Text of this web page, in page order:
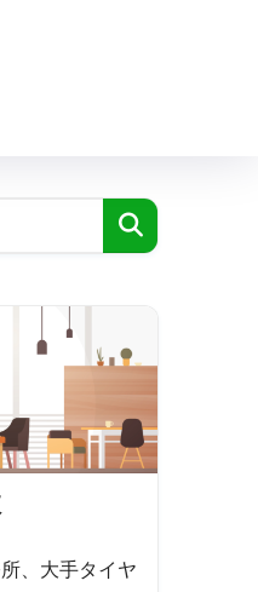
、大手タイヤ